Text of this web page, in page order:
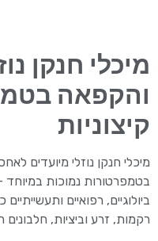
מיכלי חנקן
והקפאה
קיצוניות
מיכלי חנקן נוזלי מיועדים
ביולוגיים, רפואיים
רקמות, זרע וביציות, חלבונים